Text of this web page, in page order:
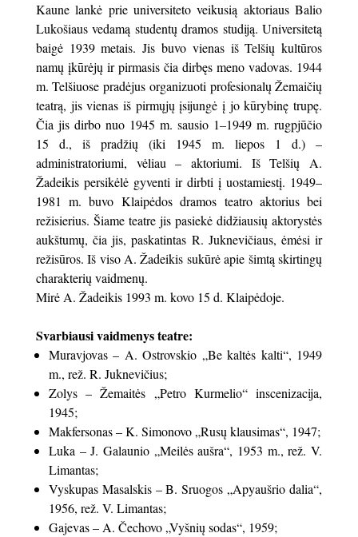
Kaune lankė prie universiteto veikusią aktoriaus Balio
Lukošiaus vedamą studentų dramos studiją. Universitetą
baigė 1939 metais. Jis buvo vienas iš Telšių kultūros
namų įkūrėjų ir pirmasis čia dirbęs meno vadovas. 1944
m. Telšiuose pradėjus organizuoti profesionalų Žemaičių
teatrą, jis vienas iš pirmųjų įsijungė į jo kūrybinę trupę.
Čia jis dirbo nuo 1945 m. sausio 1–1949 m. rugpjūčio
15 d., iš pradžių (iki 1945 m. liepos 1 d.) –
administratoriumi, vėliau – aktoriumi. Iš Telšių A.
Žadeikis persikėlė gyventi ir dirbti į uostamiestį. 1949–
1981 m. buvo Klaipėdos dramos teatro aktorius bei
režisierius. Šiame teatre jis pasiekė didžiausių aktorystės
aukštumų, čia jis, paskatintas R. Juknevičiaus, ėmėsi ir
režisūros. Iš viso A. Žadeikis sukūrė apie šimtą skirtingų
charakterių vaidmenų.
Mirė A. Žadeikis 1993 m. kovo 15 d. Klaipėdoje.
Svarbiausi vaidmenys teatre:
Muravjovas – A. Ostrovskio „Be kaltės kalti“, 1949
m., rež. R. Juknevičius;
Zolys – Žemaitės „Petro Kurmelio“ inscenizacija,
1945;
Makfersonas – K. Simonovo „Rusų klausimas“, 1947;
Luka – J. Galaunio „Meilės aušra“, 1953 m., rež. V.
Limantas;
Vyskupas Masalskis – B. Sruogos „Apyaušrio dalia“,
1956, rež. V. Limantas;
Gajevas – A. Čechovo „Vyšnių sodas“, 1959;